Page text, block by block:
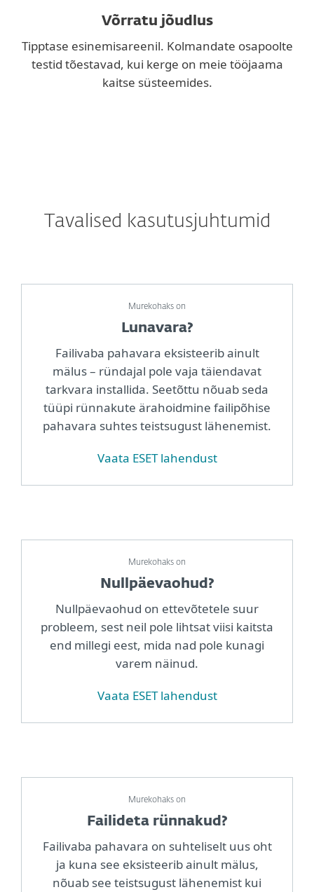
Võrratu jõudlus
Tipptase esinemisareenil. Kolmandate osapoolte
testid tõestavad, kui kerge on meie tööjaama
kaitse süsteemides.
Tavalised kasutusjuhtumid
Murekohaks on
Lunavara?
Failivaba pahavara eksisteerib ainult
mälus – ründajal pole vaja täiendavat
tarkvara installida. Seetõttu nõuab seda
tüüpi rünnakute ärahoidmine failipõhise
pahavara suhtes teistsugust lähenemist.
Vaata ESET lahendust
Murekohaks on
Nullpäevaohud?
Nullpäevaohud on ettevõtetele suur
probleem, sest neil pole lihtsat viisi kaitsta
end millegi eest, mida nad pole kunagi
varem näinud.
Vaata ESET lahendust
Murekohaks on
Failideta rünnakud?
Failivaba pahavara on suhteliselt uus oht
ja kuna see eksisteerib ainult mälus,
nõuab see teistsugust lähenemist kui